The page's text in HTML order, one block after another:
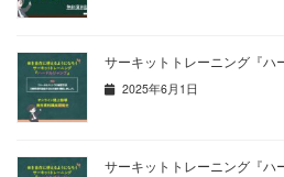
サーキットトレーニング『ハ
2025年6月1日
サーキットトレーニング『ハ